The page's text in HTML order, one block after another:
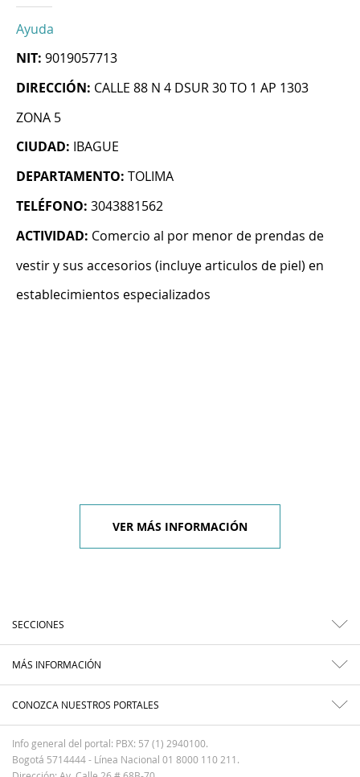
Ayuda
NIT: 9019057713
DIRECCIÓN: CALLE 88 N 4 DSUR 30 TO 1 AP 1303
ZONA 5
CIUDAD: IBAGUE
DEPARTAMENTO: TOLIMA
TELÉFONO: 3043881562
ACTIVIDAD: Comercio al por menor de prendas de
vestir y sus accesorios (incluye articulos de piel) en
establecimientos especializados
VER MÁS INFORMACIÓN
SECCIONES
MÁS INFORMACIÓN
CONOZCA NUESTROS PORTALES
Info general del portal: PBX: 57 (1) 2940100.
Bogotá 5714444 - Línea Nacional 01 8000 110 211.